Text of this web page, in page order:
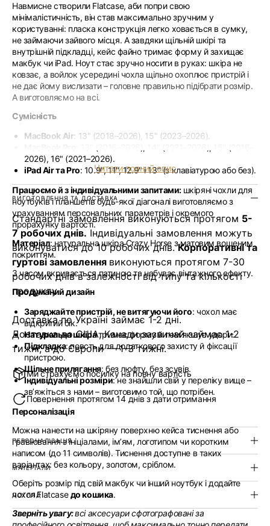
Навмисне створили Flatcase, аби попри свою
мінімалістичність, він став максимально зручним у
користуванні: пласка конструкція легко ховається в сумку,
не займаючи зайвого місця. А завдяки щільній шкірі та
внутрішній підкладці, кейс файно тримає форму й захищає
макбук чи iPad. Ноут стає зручно носити в руках: шкіра не
ковзає, а войлок усередині чохла щільно охоплює пристрій і
не дає йому вислизати – головне правильно підібрати розмір.
А виготовляємо на всі.
Сумісність
MacBook Air: 13" (2018–2026), 15" (2023–2026).
2026), 16" (2021–2026).
iPad Air та Pro: 10.9", 11", 12.9" і 13" (з клавіатурою або без).
Працюємо й з індивідуальними запитами: шкірянічохли для
ноутбуків і планшетів будь-якої діагоналі виготовляємо з
урахуванням персональних параметрів і окремого
прорахунку вартості.
Матеріал: натуральна шкіра Crazy Horse з матовим вощеним
покриттям.
З часом вкривається патиною та набуває вінтажного ефекту.
Продуманий дизайн
Заряджайте пристрій, не витягуючи його: чохол має
відкритий бік.
Натуральна шкіратримає форму й пом’якшує удари.
Підкладка: повсть для додаткового захисту й фіксації
пристрою.
Щільне прилягання: без люфту, без зсувів.
Індивідуальні розміри: не знайшли свій у переліку вище –
звʼяжіться з нами – виготовимо той, що потрібен.
Персоналізація
Можна нанести на шкіряну поверхню кейса тиснення або
гравіювання з ініціалами, ім’ям, логотипом чи коротким
написом (до 11 символів). Тиснення доступне в таких
варіантах: без кольору, золотом, сріблом.
Оберіть розмір під свій макбук чи інший ноутбук і додайте
чохол Flatcaseдо кошика.
Зверніть увагу:всі аксесуари сфотографовані за
Читати повний опис
ВИГОТОВЛЕННЯ ТА ДОСТАВКА
Стандартні замовлення виконуються протягом 5-
7 робочих днів. Індивідуальні замовлення можуть
виконуватися до 10 робочих днів.Корпоративні та
гуртові замовлення виконуються протягом 7-30
робочих днів в залежності від типу та кількості
продукту
Доставка по Україні займає 1-2 дні.
Доставка до США, Канади зазвичай займає 1-2
тижні, а до Європи — 1-3 тижні.
Ми страхуємо посилку на повну вартість
Повернення протягом 14 днів з дати отримання
ПЕРСОНАЛІЗАЦІЯ
МАТЕРІАЛИ
ДОГЛЯД